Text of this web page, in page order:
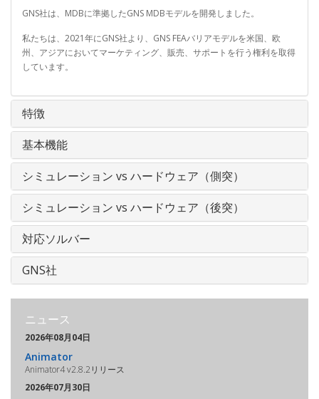
GNS社は、MDBに準拠したGNS MDBモデルを開発しました。
私たちは、2021年にGNS社より、GNS FEAバリアモデルを米国、欧
州、アジアにおいてマーケティング、販売、サポートを行う権利を取得
しています。
特徴
基本機能
シミュレーション vs ハードウェア（側突）
シミュレーション vs ハードウェア（後突）
対応ソルバー
GNS社
ニュース
2026年08月04日
Animator
Animator4 v2.8.2リリース
2026年07月30日